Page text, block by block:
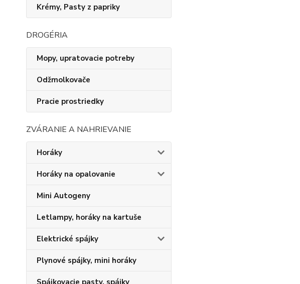
Krémy, Pasty z papriky
DROGÉRIA
Mopy, upratovacie potreby
Odžmolkovače
Pracie prostriedky
ZVÁRANIE A NAHRIEVANIE
Horáky
Horáky na opalovanie
Mini Autogeny
Letlampy, horáky na kartuše
Elektrické spájky
Plynové spájky, mini horáky
Spájkovacie pasty, spájky